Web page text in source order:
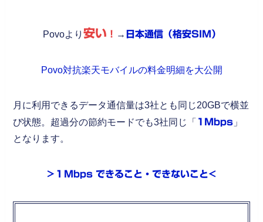
Povoより 安い ！ → 日本通信（格安SIM）
Povo対抗楽天モバイルの料金明細を大公開
月に利用できるデータ通信量は3社とも同じ20GBで横並
び状態。超過分の節約モードでも3社同じ「 1Mbps 」
となります。
>１Mbps できること・できないこと<